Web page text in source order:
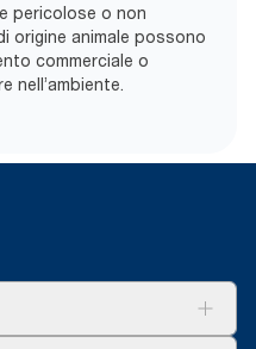
pericolose o non
origine animale possono
commerciale o
nell’ambiente.